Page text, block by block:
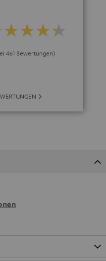
461 Bewertungen)